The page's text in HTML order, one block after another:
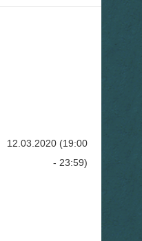
12.03.2020 (19:00
- 23:59)